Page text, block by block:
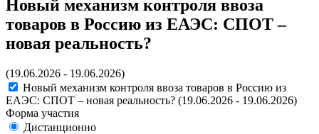
Новый механизм контроля ввоза
товаров в Россию из ЕАЭС: СПОТ –
новая реальность?
(19.06.2026 - 19.06.2026)
Новый механизм контроля ввоза товаров в Россию из
ЕАЭС: СПОТ – новая реальность? (19.06.2026 - 19.06.2026)
Форма участия
Дистанционно